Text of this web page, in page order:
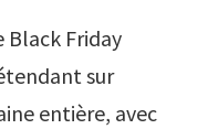
Black Friday
sur
entière, avec